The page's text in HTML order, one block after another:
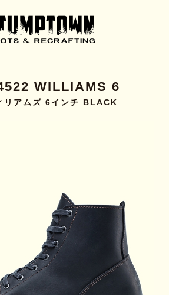
WILLIAMS 6
リアムズ 6インチ BLACK